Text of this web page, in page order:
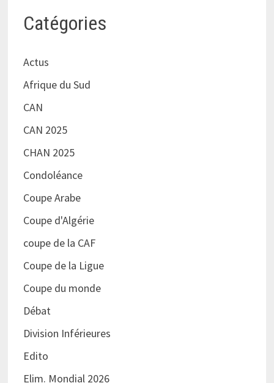
Catégories
Actus
Afrique du Sud
CAN
CAN 2025
CHAN 2025
Condoléance
Coupe Arabe
Coupe d'Algérie
coupe de la CAF
Coupe de la Ligue
Coupe du monde
Débat
Division Inférieures
Edito
Elim. Mondial 2026